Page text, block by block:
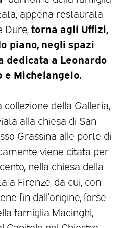
appena restaurata
Dure, torna agli Uffizi,
piano, negli spazi
dedicata a Leonardo
e Michelangelo.
della Galleria,
alla chiesa di San
Grassina alle porte di
viene citata per
nella chiesa della
a Firenze, da cui, con
fin dall’origine, forse
famiglia Macinghi,